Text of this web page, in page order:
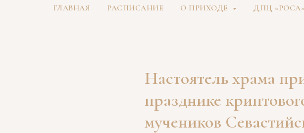
ГЛАВНАЯ РАСПИСАНИЕ О ПРИХОДЕ ДПЦ «РОСА»
Настоятель храма
празднике
мучеников